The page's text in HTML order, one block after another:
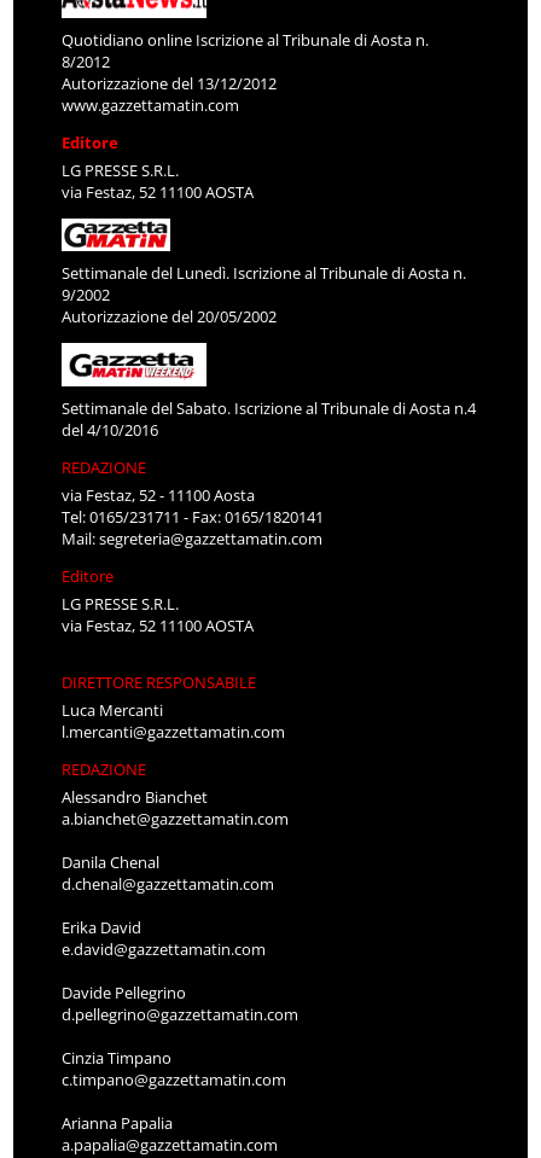
Quotidiano online Iscrizione al Tribunale di Aosta n.
8/2012
Autorizzazione del 13/12/2012
www.gazzettamatin.com
Editore
LG PRESSE S.R.L.
via Festaz, 52 11100 AOSTA
Settimanale del Lunedì. Iscrizione al Tribunale di Aosta n.
9/2002
Autorizzazione del 20/05/2002
Settimanale del Sabato. Iscrizione al Tribunale di Aosta n.4
del 4/10/2016
REDAZIONE
via Festaz, 52 - 11100 Aosta
Tel: 0165/231711 - Fax: 0165/1820141
Mail:segreteria@gazzettamatin.com
Editore
LG PRESSE S.R.L.
via Festaz, 52 11100 AOSTA
DIRETTORE RESPONSABILE
Luca Mercanti
l.mercanti@gazzettamatin.com
REDAZIONE
Alessandro Bianchet
a.bianchet@gazzettamatin.com
Danila Chenal
d.chenal@gazzettamatin.com
Erika David
e.david@gazzettamatin.com
Davide Pellegrino
d.pellegrino@gazzettamatin.com
Cinzia Timpano
c.timpano@gazzettamatin.com
Arianna Papalia
a.papalia@gazzettamatin.com